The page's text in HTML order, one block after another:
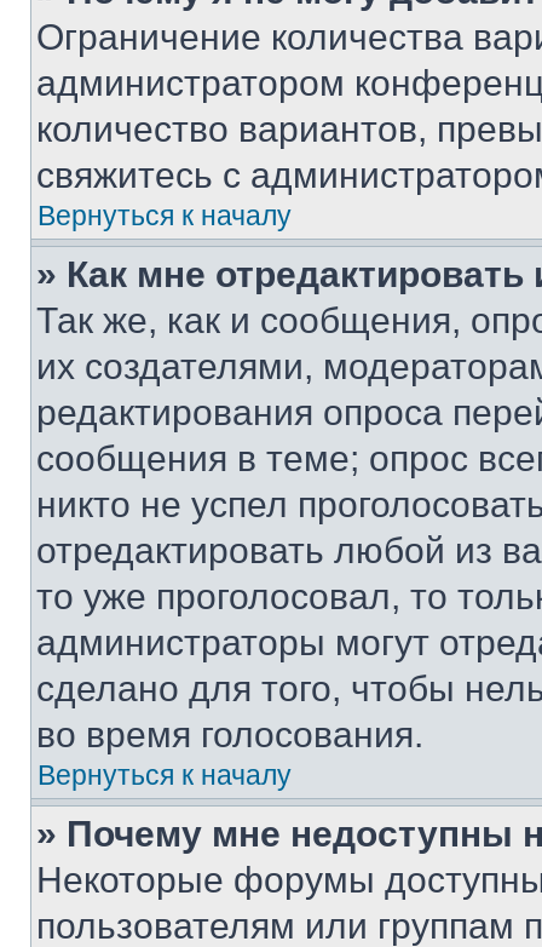
Ограничение количества
администратором
количество вариантов,
свяжитесь с
Вернуться к началу
» Как мне
Так же, как и сообщения,
их создателями,
редактирования опроса
сообщения в теме; опрос
никто не успел
отредактировать любой из
то уже проголосовал, то
администраторы могут
сделано для того, чтобы
во время голосования.
Вернуться к началу
» Почему мне недоступны
Некоторые форумы
пользователям или группам